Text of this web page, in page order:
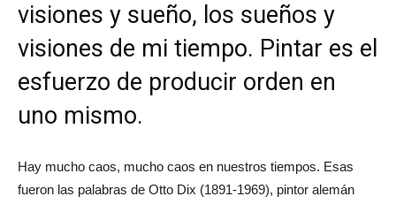
visiones y sueño, los sueños y
visiones de mi tiempo. Pintar es el
esfuerzo de producir orden en
uno mismo.
Hay mucho caos, mucho caos en nuestros tiempos. Esas
fueron las palabras de Otto Dix (1891-1969), pintor alemán